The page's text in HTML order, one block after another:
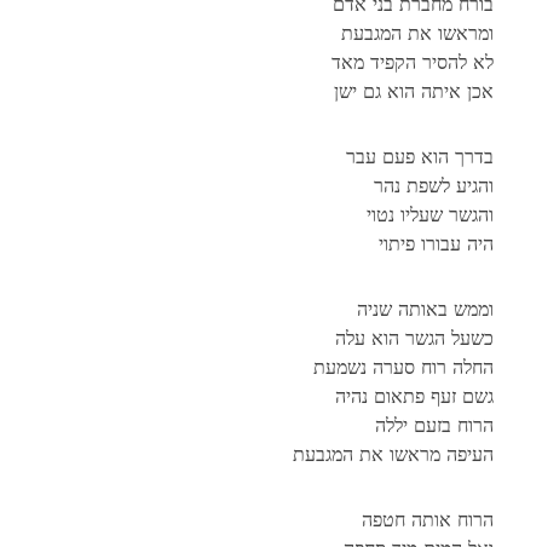
ומראשו את המגבעת
לא להסיר הקפיד מאד
אכן איתה הוא גם ישן
בדרך הוא פעם עבר
והגיע לשפת נהר
והגשר שעליו נטוי
היה עבורו פיתוי
וממש באותה שניה
כשעל הגשר הוא עלה
החלה רוח סערה נשמעת
גשם זעף פתאום נהיה
הרוח בזעם יללה
העיפה מראשו את המגבעת
הרוח אותה חטפה